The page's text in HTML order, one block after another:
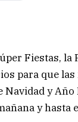
Fiestas,
para que
y
y hasta